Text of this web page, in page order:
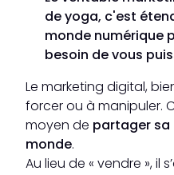
de yoga, c'est
monde numérique
besoin de vous
Le marketing digital,
forcer ou à manipuler.
moyen de partager sa
monde.
Au lieu de « vendre », il